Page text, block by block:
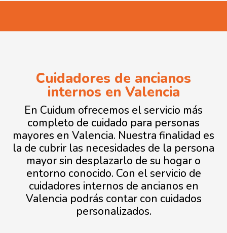
Cuidadores de ancianos
internos en Valencia
En Cuidum ofrecemos el servicio más
completo de cuidado para personas
mayores en Valencia. Nuestra finalidad es
la de cubrir las necesidades de la persona
mayor sin desplazarlo de su hogar o
entorno conocido. Con el servicio de
cuidadores internos de ancianos en
Valencia podrás contar con cuidados
personalizados.